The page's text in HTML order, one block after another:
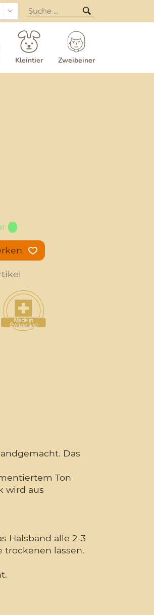
Kleintier Zweibeiner
Das
Ton
wird aus
Halsband alle 2-3
lassen.